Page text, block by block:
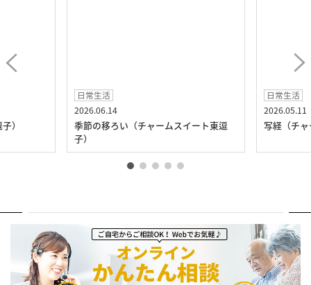
）
日常生活
2026.06.14
季節の移ろい（チャームスイート東逗
子）
日常生活
2026.05.11
写経（チ